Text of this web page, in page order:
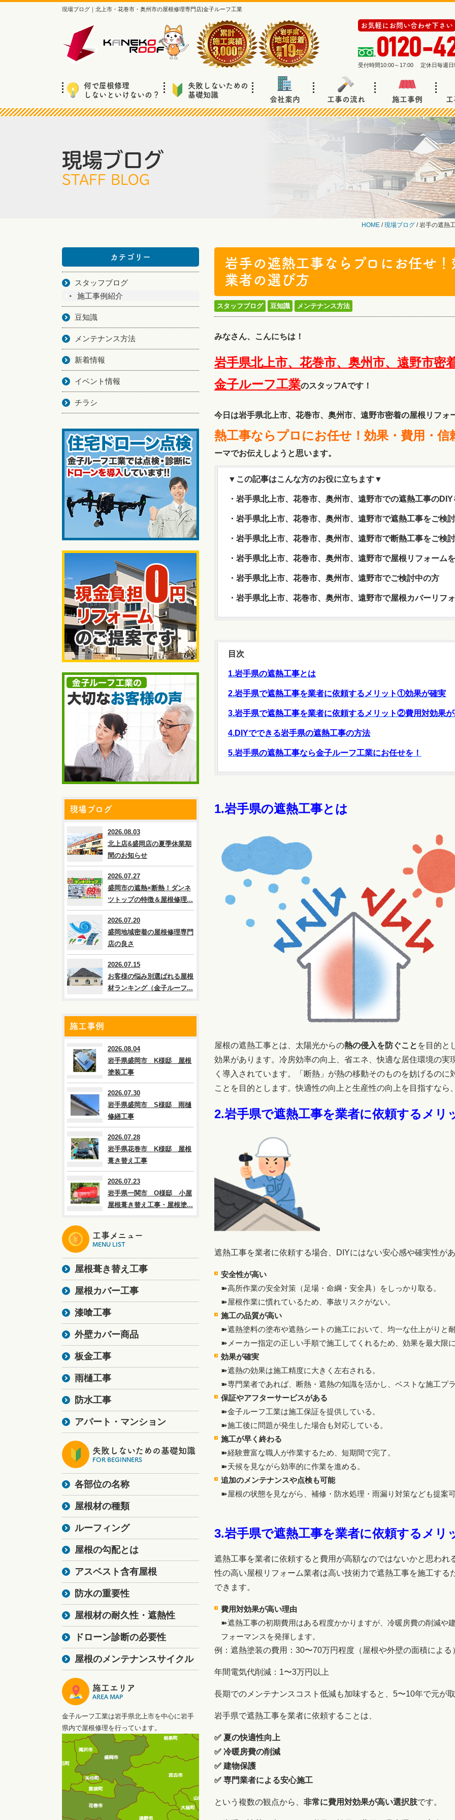
現場ブログ｜北上市・花巻市・奥州市の屋根修理専門店|金子ルーフ工業
お気軽にお問い合わせ下さい
0120-
受付時間10:00～17:00 定休日毎週日
何で屋根修理
しないといけないの？
失敗しないための
基礎知識
会社案内 工事の流れ 施工事例 工
現場ブログ
STAFF BLOG
HOME /現場ブログ /岩手の遮熱
岩手の遮熱工事ならプロにお任せ
業者の選び方
スタッフブログ 豆知識 メンテナンス方法
みなさん、こんにちは！
岩手県北上市、花巻市、奥州市、遠野市
金子ルーフ工業のスタッフAです！
今日は岩手県北上市、花巻市、奥州市、遠野市密着の屋根リフォ
熱工事ならプロにお任せ！効果・費用・
ーマでお伝えしようと思います。
▼この記事はこんな方のお役に立ちます▼
・岩手県北上市、花巻市、奥州市、遠野市での遮熱工事の
・岩手県北上市、花巻市、奥州市、遠野市で遮熱工事をご検
・岩手県北上市、花巻市、奥州市、遠野市で断熱工事をご検
・岩手県北上市、花巻市、奥州市、遠野市で屋根リフォーム
・岩手県北上市、花巻市、奥州市、遠野市でご検討中の方
・岩手県北上市、花巻市、奥州市、遠野市で屋根カバーリフ
目次
1.岩手県の遮熱工事とは
2.岩手県で遮熱工事を業者に依頼するメリット①効果が確実
3.岩手県で遮熱工事を業者に依頼するメリット②費用対効果
4.DIYでできる岩手県の遮熱工事の方法
5.岩手県の遮熱工事なら金子ルーフ工業にお任せを！
1.岩手県の遮熱工事とは
屋根の遮熱工事とは、太陽光からの熱の侵入を防ぐこと を目的と
効果があります。冷房効率の向上、省エネ、快適な居住環境の
く導入されています。「 断熱」が熱の移動そのものを妨げるの
ことを目的とします。快適性の向上と生産性の向上を目指すなら
2.岩手県で遮熱工事を業者に依頼するメ
遮熱工事を業者に依頼する場合、DIYにはない安心感や確実性が
安全性が高い
➽高所作業の安全対策（足場・命綱・安全具）をしっかり取る。
➽屋根作業に慣れているため、事故リスクがない。
施工の品質が高い
➽遮熱塗料の塗布や遮熱シートの施工において、均一な仕上がりと
➽メーカー指定の正しい手順で施工してくれるため、効果を最大限
効果が確実
➽遮熱の効果は施工精度に大きく左右される。
➽専門業者であれば、断熱・遮熱の知識を活かし、ベストな施工プ
保証やアフターサービスがある
➽金子ルーフ工業は施工保証を提供している。
➽施工後に問題が発生した場合も対応している。
施工が早く終わる
➽経験豊富な職人が作業するため、短期間で完了。
➽天候を見ながら効率的に作業を進める。
追加のメンテナンスや点検も可能
➽屋根の状態を見ながら、補修・防水処理・雨漏り対策なども提案
3.岩手県で遮熱工事を業者に依頼するメ
遮熱工事を業者に依頼すると費用が高額なのではないかと思わ
性の高い屋根リフォーム業者は高い技術力で遮熱工事を施工す
できます。
費用対効果が高い理由
➽遮熱工事の初期費用はある程度かかりますが、冷暖房費の削減や
フォーマンスを発揮します。
例：遮熱塗装の費用：30〜70万円程度（屋根や外壁の面積による
年間電気代削減：1〜3万円以上
長期でのメンテナンスコスト低減も加味すると、5〜10年で元が
岩手県で遮熱工事を業者に依頼することは、
✅ 夏の快適性向上
✅ 冷暖房費の削減
✅ 建物保護
✅ 専門業者による安心施工
という複数の観点から、 非常に費用対効果が高い選択肢です。
カテゴリー
スタッフブログ
施工事例紹介
豆知識
メンテナンス方法
新着情報
イベント情報
チラシ
現場ブログ
2026.08.03
北上店&盛岡店の夏季休業期
間のお知らせ
2026.07.27
盛岡市の遮熱×断熱！ダンネ
ツトップの特徴＆屋根修理...
2026.07.20
盛岡地域密着の屋根修理専門
店の良さ
2026.07.15
お客様の悩み別選ばれる屋根
材ランキング（金子ルーフ...
施工事例
2026.08.04
岩手県盛岡市 K様邸 屋根
塗装工事
2026.07.30
岩手県盛岡市 S様邸 雨樋
修繕工事
2026.07.28
岩手県花巻市 K様邸 屋根
葺き替え工事
2026.07.23
岩手県一関市 O様邸 小屋
屋根葺き替え工事・屋根塗...
工事メニュー
MENU LIST
屋根葺き替え工事
屋根カバー工事
漆喰工事
外壁カバー商品
板金工事
雨樋工事
防水工事
アパート・マンション
失敗しないための基礎知識
FOR BEGINNERS
各部位の名称
屋根材の種類
ルーフィング
屋根の勾配とは
アスベスト含有屋根
防水の重要性
屋根材の耐久性・遮熱性
ドローン診断の必要性
屋根のメンテナンスサイクル
施工エリア
AREA MAP
金子ルーフ工業は岩手県北上市を中心に岩手
県内で屋根修理を行っています。